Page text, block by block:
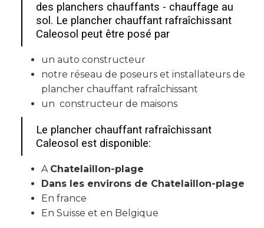
des planchers chauffants - chauffage au
sol. Le plancher chauffant rafraîchissant
Caleosol peut être posé par
un auto constructeur
notre réseau de poseurs et installateurs de
plancher chauffant rafraîchissant
un constructeur de maisons
Le plancher chauffant rafraîchissant
Caleosol est disponible:
A Chatelaillon-plage
Dans les environs de Chatelaillon-plage
En france
En Suisse et en Belgique